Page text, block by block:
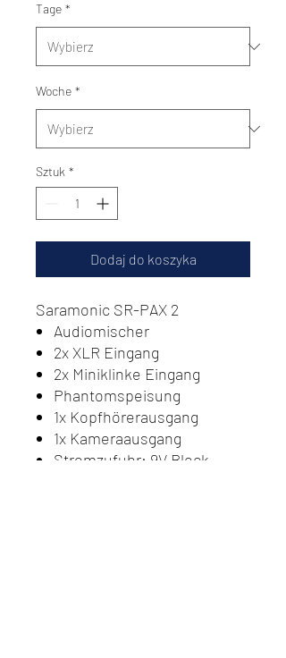
Tage *
Woche *
Sztuk *
Dodaj do koszyka
Saramonic SR-PAX 2
Audiomischer
2x XLR Eingang
2x Miniklinke Eingang
Phantomspeisung
1x Kopfhörerausgang
1x Kameraausgang
Stromzufuhr: 9V Block